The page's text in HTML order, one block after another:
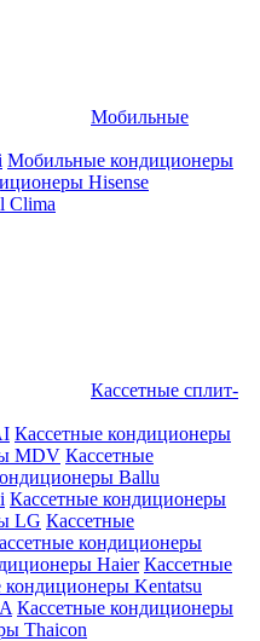
Мобильные
Мобильные кондиционеры
Hisense
Clima
Кассетные сплит-
Кассетные кондиционеры
MDV Кассетные
Ballu
Кассетные кондиционеры
LG Кассетные
кондиционеры
Haier Кассетные
кондиционеры Kentatsu
Кассетные кондиционеры
Thaicon